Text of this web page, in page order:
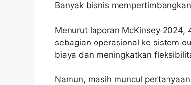
Banyak bisnis
Menurut laporan McKinsey 2024,
sebagian operasional ke sistem
biaya dan meningkatkan
Namun, masih muncul